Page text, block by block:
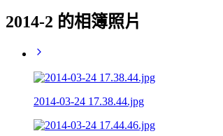
2014-2 的相簿照片
2014-03-24 17.38.44.jpg